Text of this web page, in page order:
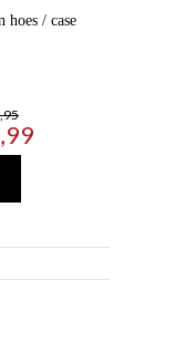
hoes / case